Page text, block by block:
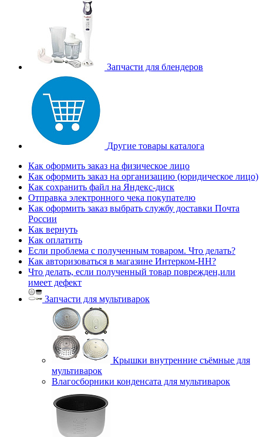
Запчасти для блендеров
Другие товары каталога
Как оформить заказ на физическое лицо
Как оформить заказ на организацию (юридическое лицо)
Как сохранить файл на Яндекс-диск
Отправка электронного чека покупателю
Как оформить заказ выбрать службу доставки Почта
России
Как вернуть
Как оплатить
Если проблема с полученным товаром. Что делать?
Как авторизоваться в магазине Интерком-НН?
Что делать, если полученный товар поврежден,или
имеет дефект
Запчасти для мультиварок
Крышки внутренние съёмные для
мультиварок
Влагосборники конденсата для мультиварок